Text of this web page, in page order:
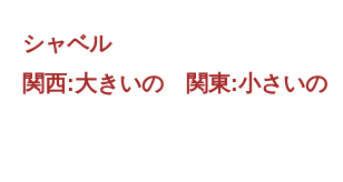
シャベル
関西:大きいの 関東:小さいの